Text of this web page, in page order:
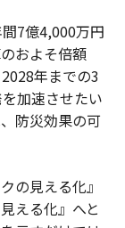
7億4,000万円
およそ倍額
年までの3
加速させたい
防災効果の可
の見える化』
える化』へと